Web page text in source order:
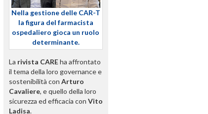
Nella gestione delle CAR-T
la figura del farmacista
ospedaliero gioca un ruolo
determinante.
La rivista CAREha affrontato
il tema della loro governance e
sostenibilità con Arturo
Cavaliere, e quello della loro
sicurezza ed efficacia con Vito
Ladisa.